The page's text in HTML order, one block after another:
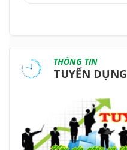
THÔNG TIN
TUYỂN DỤNG